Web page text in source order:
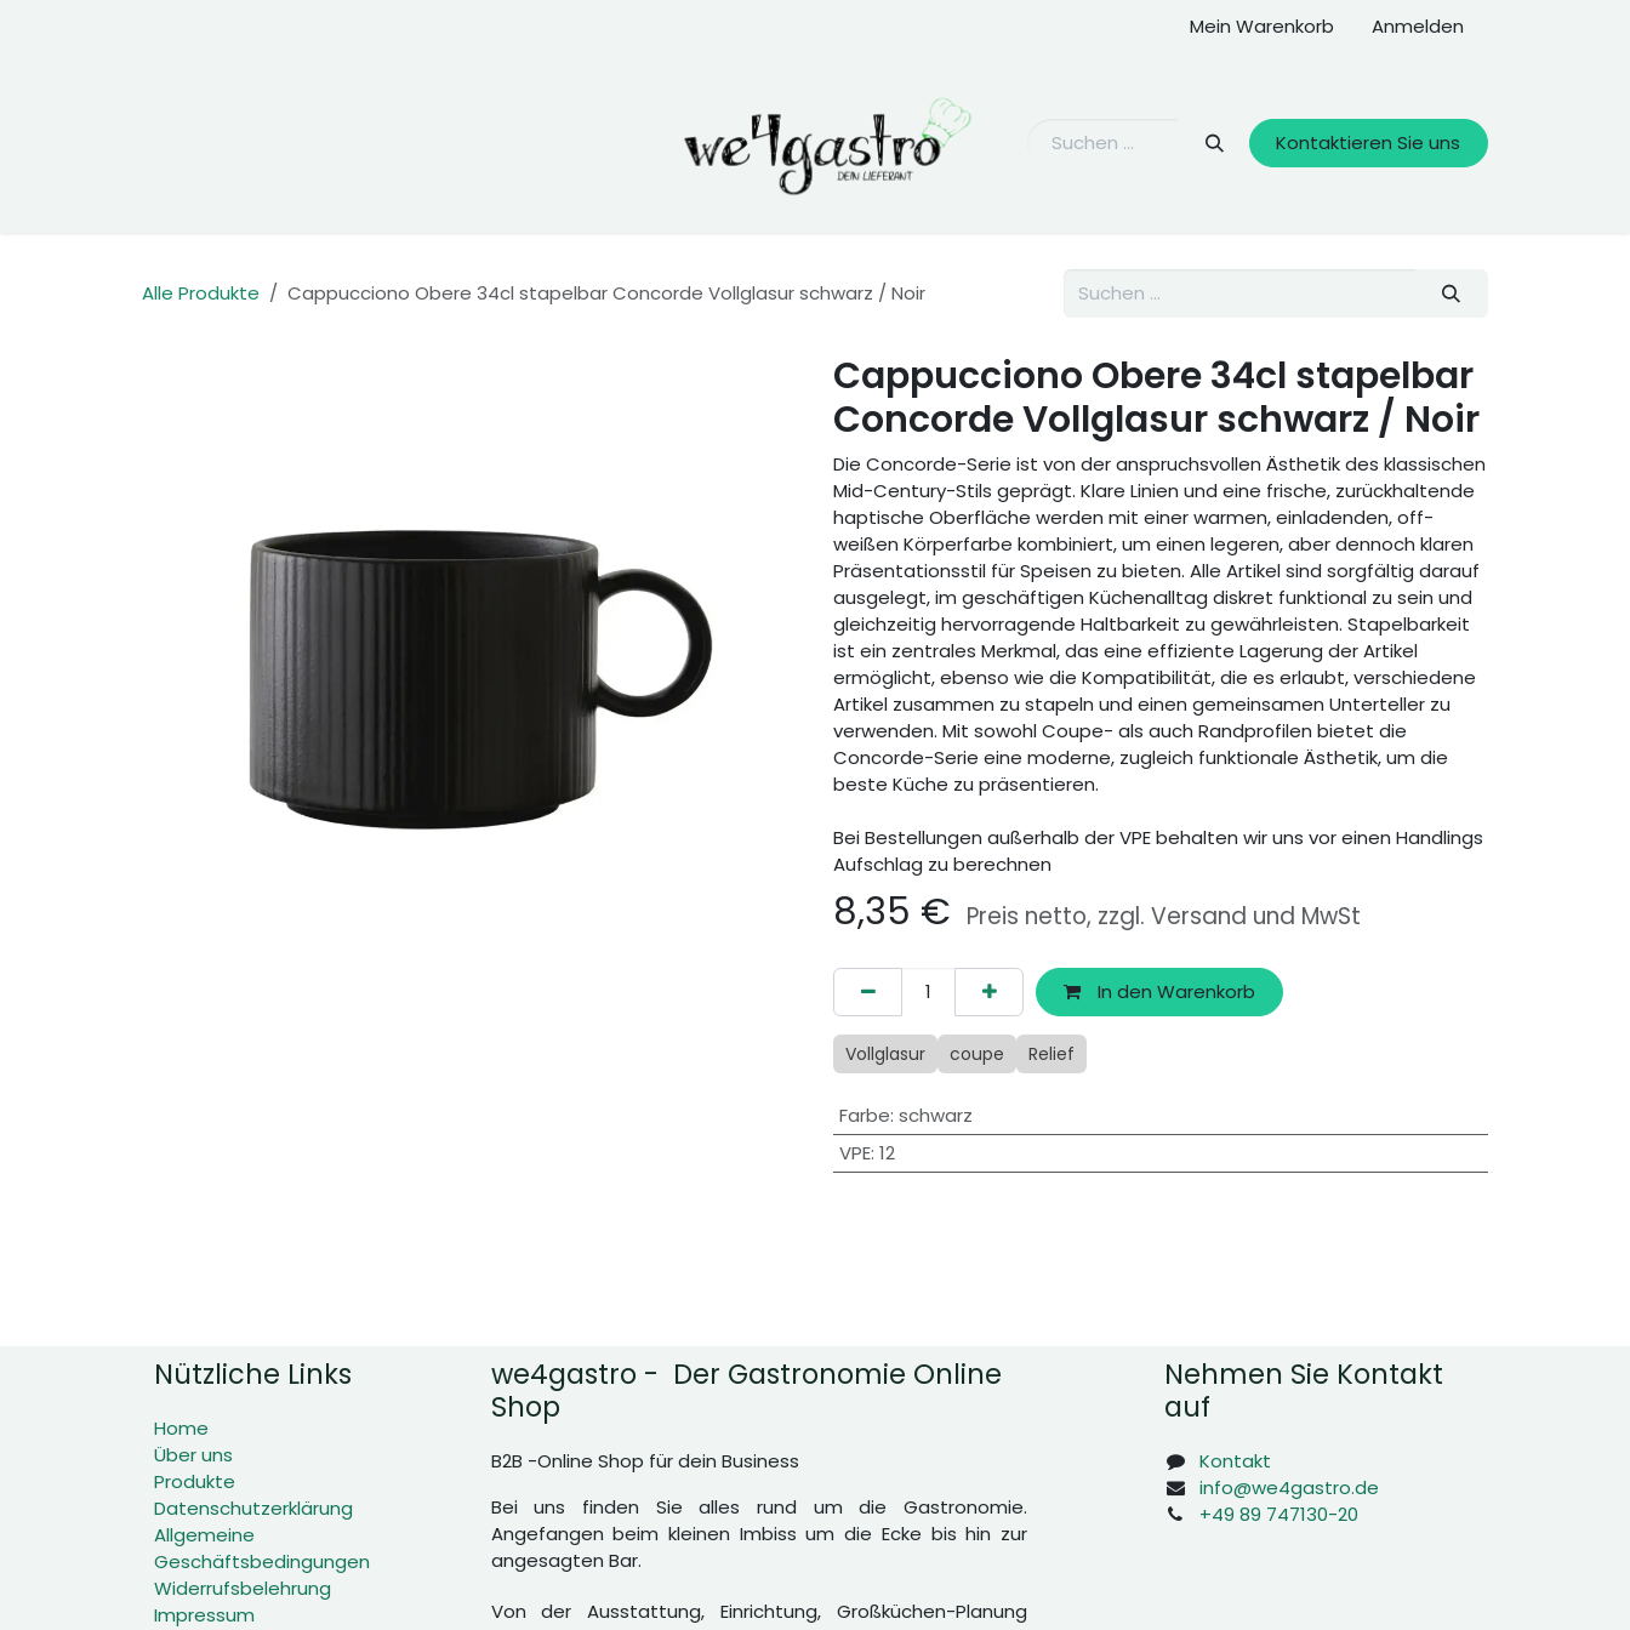
Mein Warenkorb Anmelden
Kontaktieren Sie uns
Alle Produkte Cappucciono Obere 34cl stapelbar Concorde Vollglasur schwarz / Noir
Cappucciono Obere 34cl stapelbar
Concorde Vollglasur schwarz / Noir
Die Concorde-Serie ist von der anspruchsvollen Ästhetik des klassischen
Mid-Century-Stils geprägt. Klare Linien und eine frische, zurückhaltende
haptische Oberfläche werden mit einer warmen, einladenden, off-
weißen Körperfarbe kombiniert, um einen legeren, aber dennoch klaren
Präsentationsstil für Speisen zu bieten. Alle Artikel sind sorgfältig darauf
ausgelegt, im geschäftigen Küchenalltag diskret funktional zu sein und
gleichzeitig hervorragende Haltbarkeit zu gewährleisten. Stapelbarkeit
ist ein zentrales Merkmal, das eine effiziente Lagerung der Artikel
ermöglicht, ebenso wie die Kompatibilität, die es erlaubt, verschiedene
Artikel zusammen zu stapeln und einen gemeinsamen Unterteller zu
verwenden. Mit sowohl Coupe- als auch Randprofilen bietet die
Concorde-Serie eine moderne, zugleich funktionale Ästhetik, um die
beste Küche zu präsentieren.
Bei Bestellungen außerhalb der VPE behalten wir uns vor einen Handlings
Aufschlag zu berechnen
8,35 € Preis netto, zzgl. Versand und MwSt
In den Warenkorb
Vollglasur coupe Relief
Farbe: schwarz
VPE: 12
Nützliche Links
Home
Über uns
Produkte
Datenschutzerklärung
Allgemeine
Geschäftsbedingungen
Widerrufsbelehrung
Impressum
we4gastro - Der Gastronomie Online
Shop
B2B -Online Shop für dein Business
Bei uns finden Sie alles rund um die Gastronomie.
Angefangen beim kleinen Imbiss um die Ecke bis hin zur
angesagten Bar.
Von der Ausstattung, Einrichtung, Großküchen-Planung
Nehmen Sie Kontakt
auf
Kontakt
info@we4gastro.de
+49 89 747130-20